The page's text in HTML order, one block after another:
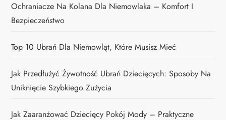
Ochraniacze Na Kolana Dla Niemowlaka – Komfort I
Bezpieczeństwo
Top 10 Ubrań Dla Niemowląt, Które Musisz Mieć
Jak Przedłużyć Żywotność Ubrań Dziecięcych: Sposoby Na
Uniknięcie Szybkiego Zużycia
Jak Zaaranżować Dziecięcy Pokój Mody – Praktyczne